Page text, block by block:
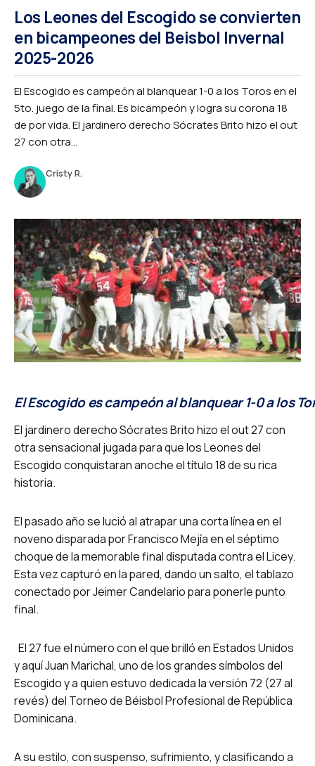
Los Leones del Escogido se convierten
en bicampeones del Beisbol Invernal
2025-2026
El Escogido es campeón al blanquear 1-0 a los Toros en el
5to. juego de la final. Es bicampeón y logra su corona 18
de por vida. El jardinero derecho Sócrates Brito hizo el out
27 con otra...
Cristy R.
El Escogido es campeón al blanquear 1-0 a los
El jardinero derecho Sócrates Brito hizo el out 27 con
otra sensacional jugada para que los Leones del
Escogido conquistaran anoche el título 18 de su rica
historia.
El pasado año se lució al atrapar una corta línea en el
noveno disparada por Francisco Mejía en el séptimo
choque de la memorable final disputada contra el Licey.
Esta vez capturó en la pared, dando un salto, el tablazo
conectado por Jeimer Candelario para ponerle punto
final.
El 27 fue el número con el que brilló en Estados Unidos
y aquí Juan Marichal, uno de los grandes símbolos del
Escogido y a quien estuvo dedicada la versión 72 (27 al
revés) del Torneo de Béisbol Profesional de República
Dominicana.
A su estilo, con suspenso, sufrimiento, y clasificando a